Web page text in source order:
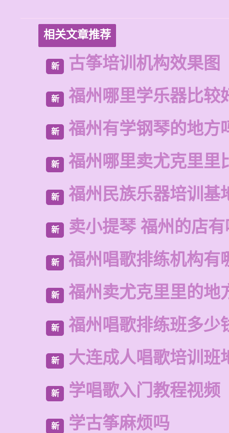
相关文章推荐
新 古筝培训机构效果图
新 福州哪里学乐器比较
新 福州有学钢琴的地方
新 福州哪里卖尤克里里
新 福州民族乐器培训基
新 卖小提琴 福州的店
新 福州唱歌排练机构有
新 福州卖尤克里里的地
新 福州唱歌排练班多少
新 大连成人唱歌培训班
新 学唱歌入门教程视频
新 学古筝麻烦吗